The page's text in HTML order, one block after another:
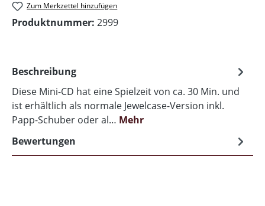
Zum Merkzettel hinzufügen
Produktnummer: 2999
Beschreibung
Diese Mini-CD hat eine Spielzeit von ca. 30 Min. und
ist erhältlich als normale Jewelcase-Version inkl.
Papp-Schuber oder al… Mehr
Bewertungen